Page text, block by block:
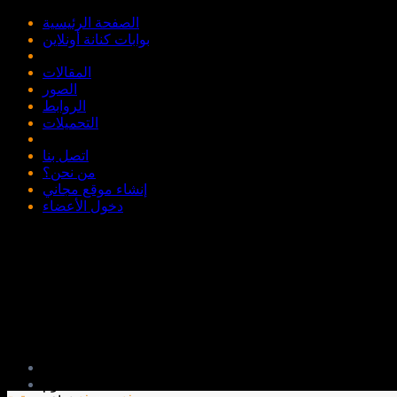
الصفحة الرئيسية
بوابات كنانة أونلاين
المقالات
الصور
الروابط
التحميلات
اتصل بنا
من نحن؟
إنشاء موقع مجاني
دخول الأعضاء